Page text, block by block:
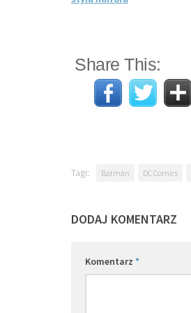
Share This:
Tagi: Batman DC Comics
DODAJ KOMENTARZ
Komentarz *